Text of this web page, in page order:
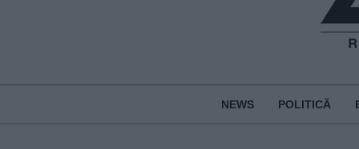
NEWS POLITICĂ